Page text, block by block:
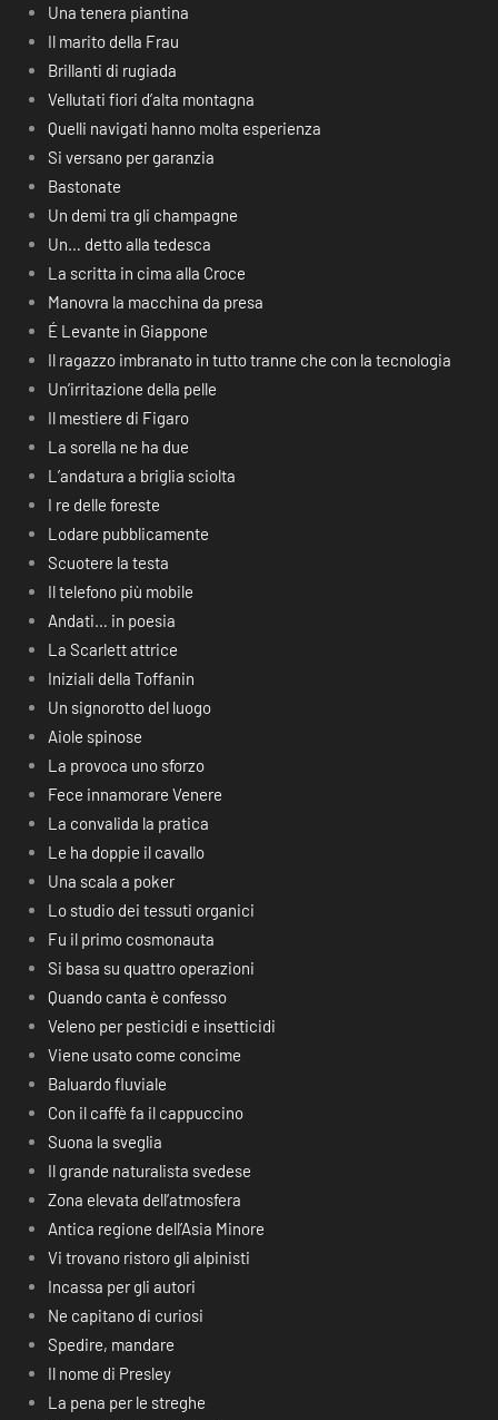
Una tenera piantina
Il marito della Frau
Brillanti di rugiada
Vellutati fiori d’alta montagna
Quelli navigati hanno molta esperienza
Si versano per garanzia
Bastonate
Un demi tra gli champagne
Un… detto alla tedesca
La scritta in cima alla Croce
Manovra la macchina da presa
É Levante in Giappone
Il ragazzo imbranato in tutto tranne che con la tecnologia
Un’irritazione della pelle
Il mestiere di Figaro
La sorella ne ha due
L’andatura a briglia sciolta
I re delle foreste
Lodare pubblicamente
Scuotere la testa
Il telefono più mobile
Andati… in poesia
La Scarlett attrice
Iniziali della Toffanin
Un signorotto del luogo
Aiole spinose
La provoca uno sforzo
Fece innamorare Venere
La convalida la pratica
Le ha doppie il cavallo
Una scala a poker
Lo studio dei tessuti organici
Fu il primo cosmonauta
Si basa su quattro operazioni
Quando canta è confesso
Veleno per pesticidi e insetticidi
Viene usato come concime
Baluardo fluviale
Con il caffè fa il cappuccino
Suona la sveglia
Il grande naturalista svedese
Zona elevata dell’atmosfera
Antica regione dell’Asia Minore
Vi trovano ristoro gli alpinisti
Incassa per gli autori
Ne capitano di curiosi
Spedire, mandare
Il nome di Presley
La pena per le streghe